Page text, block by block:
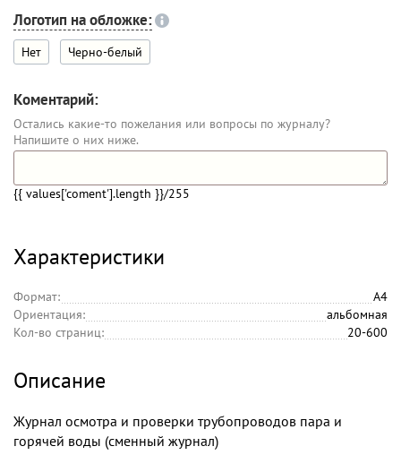
Логотип на обложке:
Нет Черно-белый
Коментарий:
Остались какие-то пожелания или вопросы по журналу?
Напишите о них ниже.
{{ values['coment'].length }}/255
Характеристики
Формат:
А4
Ориентация:
альбомная
Кол-во страниц:
20-600
Описание
Журнал осмотра и проверки трубопроводов пара и
горячей воды (сменный журнал)